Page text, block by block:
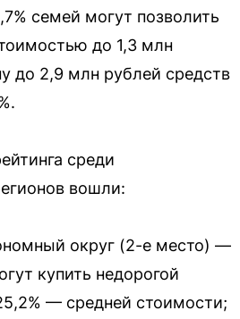
семей могут позволить
до 1,3 млн
до 2,9 млн рублей средств
среди
вошли:
округ (2-е место) —
купить недорогой
— средней стоимости;